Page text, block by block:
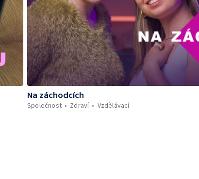
Na záchodcích
Společnost
Zdraví Vzdělávací